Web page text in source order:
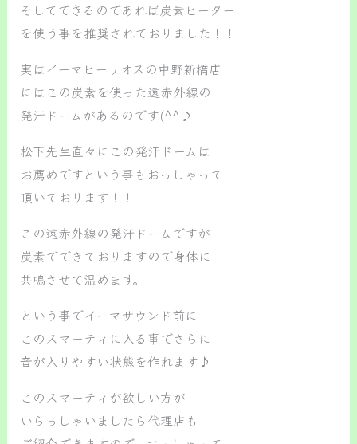
そしてできるのであれば炭素ヒーター
を使う事を推奨されておりました！！
実はイーマヒーリオスの中野新橋店
にはこの炭素を使った遠赤外線の
発汗ドームがあるのです(^^♪
松下先生直々にこの発汗ドームは
お薦めですという事もおっしゃって
頂いております！！
この遠赤外線の発汗ドームですが
炭素でできておりますので身体に
共鳴させて温めます。
という事でイーマサウンド前に
このスマーティに入る事でさらに
音が入りやすい状態を作れます♪
このスマーティが欲しい方が
いらっしゃいましたら代理店も